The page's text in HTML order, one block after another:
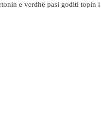
e verdhë pasi goditi topin